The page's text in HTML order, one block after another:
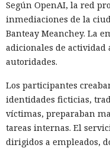
recurren
09:37 / 06.08.2026
Ciberdelincuentes
contraseñas
Según OpenAI, la red
inmediaciones de la
Banteay Meanchey. La
adicionales de actividad
autoridades.
Los participantes
identidades ficticias,
víctimas, preparaban
tareas internas. El
dirigidos a empleados,